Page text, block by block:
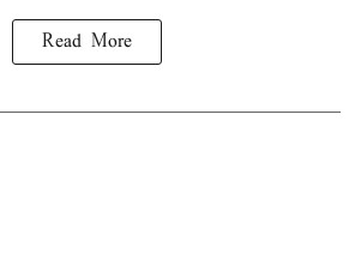
Read More